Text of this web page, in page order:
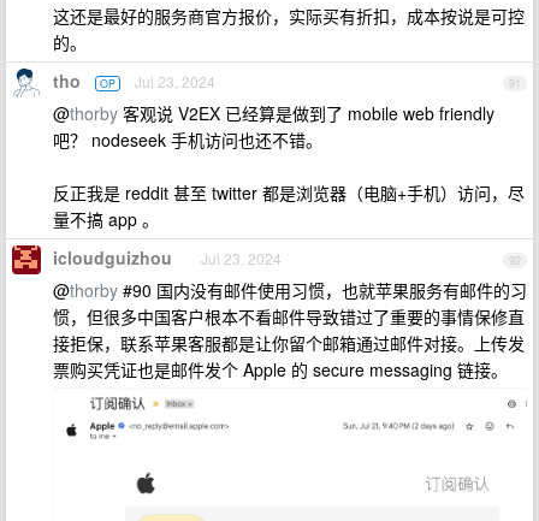
这还是最好的服务商官方报价，实际买有折扣，成本按说是可控
的。
91
tho OP Jul 23, 2024
@thorby 客观说 V2EX 已经算是做到了 mobile web friendly
吧？ nodeseek 手机访问也还不错。
反正我是 reddit 甚至 twitter 都是浏览器（电脑+手机）访问，尽
量不搞 app 。
92
icloudguizhou Jul 23, 2024
@thorby #90 国内没有邮件使用习惯，也就苹果服务有邮件的习
惯，但很多中国客户根本不看邮件导致错过了重要的事情保修直
接拒保，联系苹果客服都是让你留个邮箱通过邮件对接。上传发
票购买凭证也是邮件发个 Apple 的 secure messaging 链接。